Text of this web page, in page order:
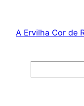
content
A Ervilha Cor de